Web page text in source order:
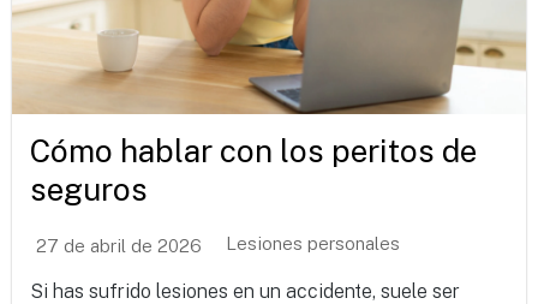
Cómo hablar con los peritos de
seguros
27 de abril de 2026 Lesiones personales
Si has sufrido lesiones en un accidente, suele ser